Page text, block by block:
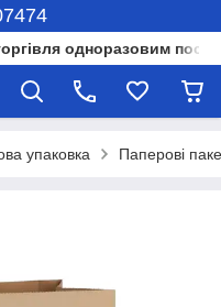
одноразовим
упаковка Паперові